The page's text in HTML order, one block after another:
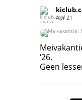
Apr 21
Meivakantie:
Geen lessen
‘26.
Geen